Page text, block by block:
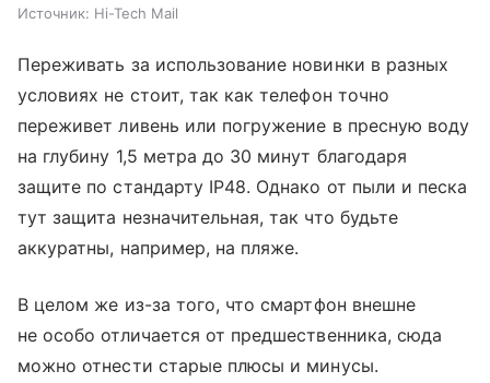
Источник: Hi-Tech Mail
Переживать за использование новинки в разных
условиях не стоит, так как телефон точно
переживет ливень или погружение в пресную воду
на глубину 1,5 метра до 30 минут благодаря
защите по стандарту IP48. Однако от пыли и песка
тут защита незначительная, так что будьте
аккуратны, например, на пляже.
В целом же из-за того, что смартфон внешне
не особо отличается от предшественника, сюда
можно отнести старые плюсы и минусы.